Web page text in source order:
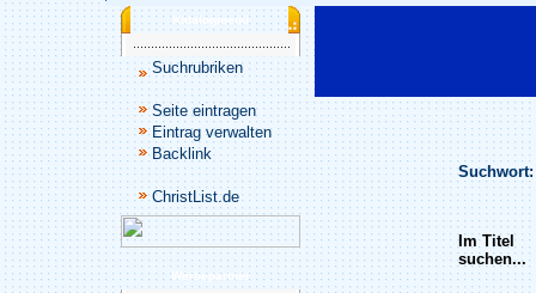
Katalogmenü
Suchrubriken
Seite eintragen
Eintrag verwalten
Backlink
ChristList.de
Werbepartner
Suchwort:
Im Titel
suchen...